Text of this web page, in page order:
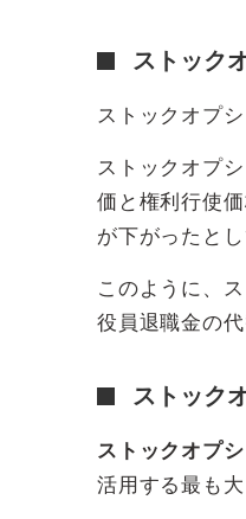
ストック
ストックオプシ
ストックオプ
価と権利行使
が下がったと
このように、
役員退職金の
ストック
ストックオプ
活用する最も